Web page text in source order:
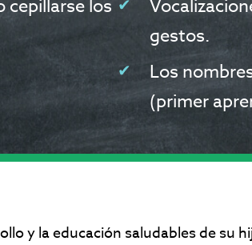
cepillarse los
gestos.
Los
(primer
y la educación saludables de su